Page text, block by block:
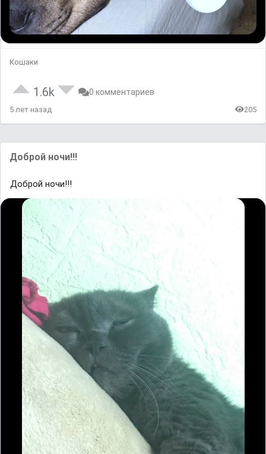
Кошаки
1.6k 0 комментариев
5 лет назад 205
Доброй ночи!!!
Доброй ночи!!!